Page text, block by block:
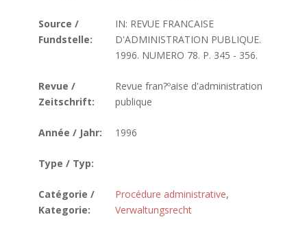
Source /
Fundstelle:
IN: REVUE FRANCAISE
D'ADMINISTRATION PUBLIQUE.
1996. NUMERO 78. P. 345 - 356.
Revue /
Zeitschrift:
Revue fran?ºaise d'administration
publique
Année / Jahr: 1996
Type / Typ:
Catégorie /
Kategorie:
Procédure administrative,
Verwaltungsrecht